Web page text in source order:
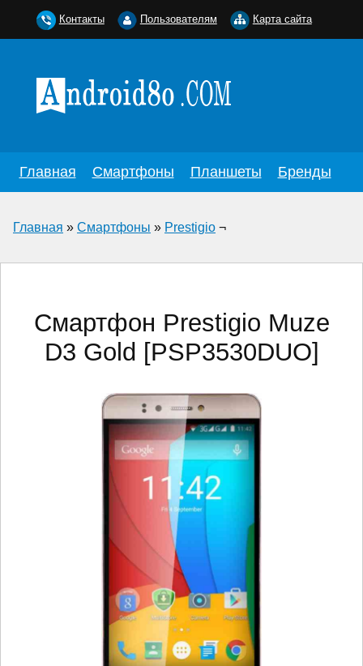
Главная Смартфоны Планшеты Бренды
Главная » Смартфоны » Prestigio ¬
Смартфон Prestigio Muze
D3 Gold [PSP3530DUO]
Контакты Пользователям Карта сайта